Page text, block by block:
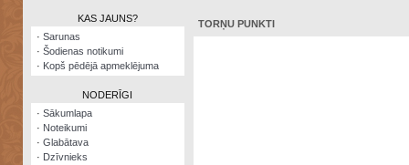
Šodienas
notikumi
Visatcera
almanahs
KAS JAUNS?
· Sarunas
· Šodienas notikumi
· Kopš pēdējā apmeklējuma
NODERĪGI
· Sākumlapa
· Noteikumi
· Glabātava
· Dzīvnieks
TORŅU PUNKTI